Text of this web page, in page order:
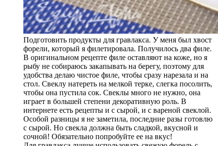
Подготовить продукты для гравлакса. У меня был хвост
форели, который я филетировала. Получилось два филе.
В оригинальном рецепте филе оставляют на коже, но я
рыбу не собираюсь закапывать на берегу, поэтому для
удобства делаю чистое филе, чтобы сразу нарезала и на
стол. Свеклу натереть на мелкой терке, слегка посолить,
чтобы она пустила сок. Свеклы много не нужно, она
играет в большей степени декоративную роль. В
интернете есть рецепты и с сырой, и с вареной свеклой.
Особой разницы я не заметила, последние разы готовлю
с сырой. Но свекла должна быть сладкой, вкусной и
сочной! Обязательно попробуйте ее на вкус!